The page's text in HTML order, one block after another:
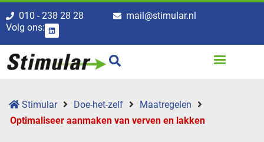
010 - 238 28 28
mail@stimular.nl
Volg ons:
Stimular Doe-het-zelf
Maatregelen
Optimaliseer aanmaken van verven en lakken